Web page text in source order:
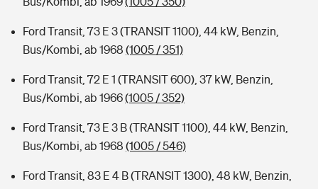
Ford Transit, 73 E 3 (TRANSIT 1100), 44 kW, Benzin,
Bus/Kombi, ab 1968 (1005 / 351)
Ford Transit, 72 E 1 (TRANSIT 600), 37 kW, Benzin,
Bus/Kombi, ab 1966(1005 / 352)
Ford Transit, 73 E 3 B (TRANSIT 1100), 44 kW, Benzin,
Bus/Kombi, ab 1968 (1005 / 546)
Ford Transit, 83 E 4 B (TRANSIT 1300), 48 kW, Benzin,